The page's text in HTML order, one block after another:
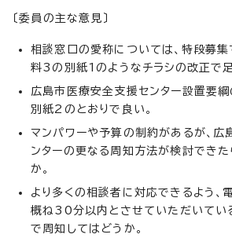
〔委員の主な意見〕
相談窓口の愛称については、特段募集
料3の別紙1のようなチラシの改正で足
広島市医療安全支援センター設置要
別紙2のとおりで良い。
マンパワーや予算の制約があるが、広
ンターの更なる周知方法が検討でき
か。
より多くの相談者に対応できるよう、
概ね30分以内とさせていただいてい
で周知してはどうか。